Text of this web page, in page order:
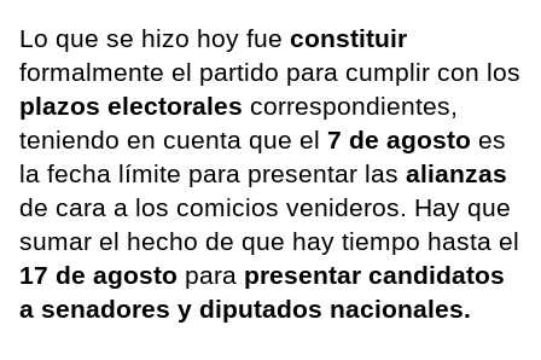
Lo que se hizo hoy fue constituir
formalmente el partido para cumplir con los
plazos electorales correspondientes,
teniendo en cuenta que el 7 de agosto es
la fecha límite para presentar las alianzas
de cara a los comicios venideros. Hay que
sumar el hecho de que hay tiempo hasta el
17 de agosto para presentar candidatos
a senadores y diputados nacionales.